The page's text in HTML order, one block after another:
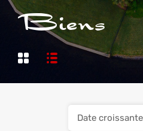
Biens
Date croissante